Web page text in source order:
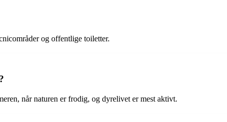
og offentlige toiletter.
når naturen er frodig, og dyrelivet er mest aktivt.